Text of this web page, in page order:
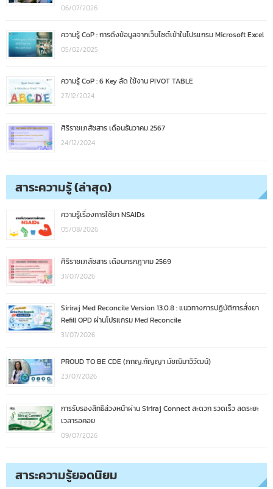
06/07/2026
ความรู้ CoP : การดึงข้อมูลจากเว็บไซต์เข้าในโปรแกรม Microsoft Excel
05/02/2025
ความรู้ CoP : 6 Key ลัด ใช้งาน PIVOT TABLE
27/12/2024
ศิริราชเภสัชสาร เดือนธันวาคม 2567
24/12/2024
สาระความรู้ (ล่าสุด)
ความรู้เรื่องการใช้ยา NSAIDs
05/08/2026
ศิริราชเภสัชสาร เดือนกรกฎาคม 2569
31/07/2026
Siriraj Med Reconcile Version 13.0.8 : แนวทางการปฏิบัติการสั่งยา
Refill OPD ผ่านโปรแกรม Med Reconcile
31/07/2026
PROUD TO BE CDE (ภกญ.กัญญา มัชฌิมาวิวัฒน์)
23/07/2026
การรับรองสิทธิล่วงหน้าผ่าน Siriraj Connect สะดวก รวดเร็ว ลดระยะ
เวลารอคอย
09/07/2026
สาระความรู้ยอดนิยม